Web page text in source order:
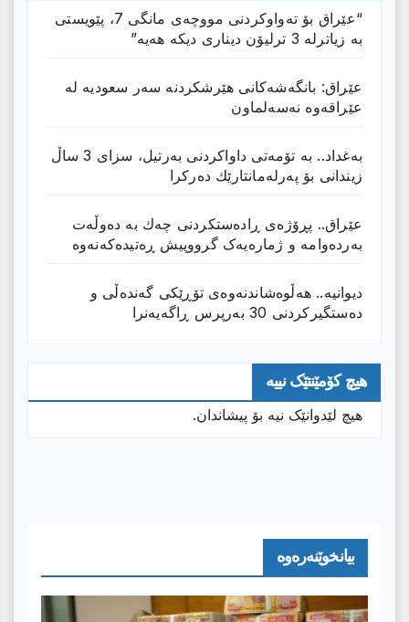
“عێراق بۆ تەواوکردنی مووچەی مانگى 7، پێویستی
بە زیاترلە 3 ترلیۆن دیناری دیکە هەیە”
عێراق: بانگەشەكانی هێرشكردنە سەر سعودیە لە
عێراقەوە نەسەلماون
بەغداد.. بە تۆمەتی داواكردنی بەرتیل، سزای 3 ساڵ
زیندانی بۆ پەرلەمانتارێك دەركرا
عێراق.. پڕۆژەی ڕادەستكردنی چەك بە دەوڵەت
بەردەوامە و ژمارەیەک گرووپیش ڕەتیدەکەنەوە
دیوانیە.. هەڵوەشاندنەوەی تۆڕێكی گەندەڵی و
دەستگیركردنی 30 بەرپرس ڕاگەیەنرا
هیچ کۆمێنتێک نییە
هیچ لێدوانێک نیە بۆ پیشاندان.
بیانخوێنەرەوە